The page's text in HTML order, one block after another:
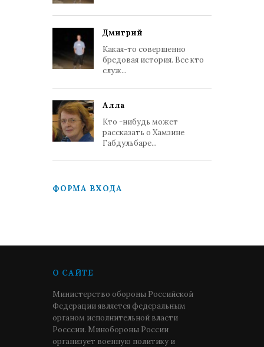
Дмитрий
Какая-то совершенно
бредовая история. Все кто
служ...
Алла
Кто -нибудь может
рассказать о Хамзине
Габдульбаре...
ФОРМА ВХОДА
О САЙТЕ
Министерство обороны Российской
Федерации является федеральным
органом исполнительной власти
Росссии. Минобороны России
организует военную политику и